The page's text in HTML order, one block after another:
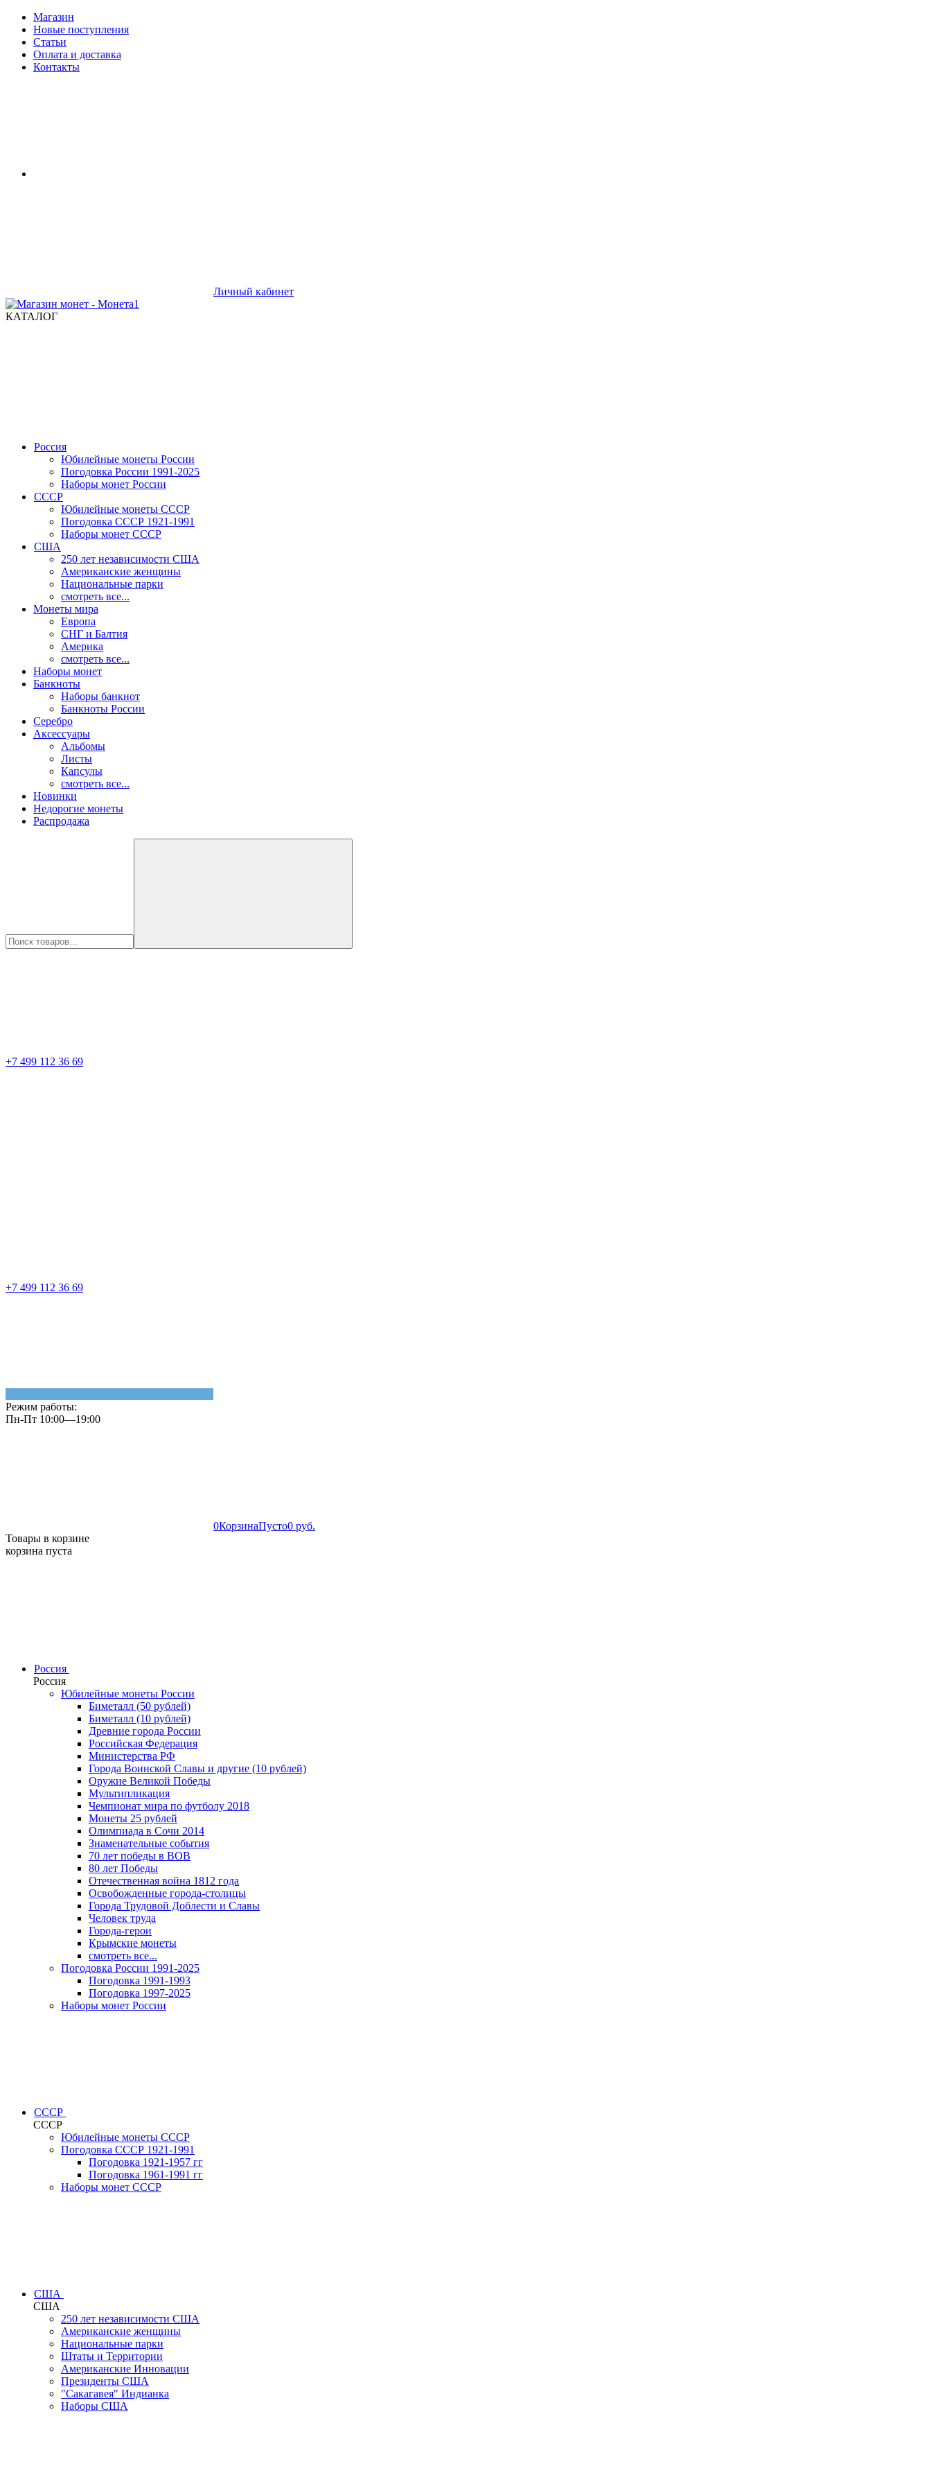
Магазин
Новые поступления
Статьи
Оплата и доставка
Контакты
Личный кабинет
КАТАЛОГ
Россия
Юбилейные монеты России
Погодовка России 1991-2025
Наборы монет России
СССР
Юбилейные монеты СССР
Погодовка СССР 1921-1991
Наборы монет СССР
США
250 лет независимости США
Американские женщины
Национальные парки
смотреть все...
Монеты мира
Европа
СНГ и Балтия
Америка
смотреть все...
Наборы монет
Банкноты
Наборы банкнот
Банкноты России
Серебро
Аксессуары
Альбомы
Листы
Капсулы
смотреть все...
Новинки
Недорогие монеты
Распродажа
+7 499 112 36 69
+7 499 112 36 69
Режим работы:
Пн-Пт 10:00—19:00
0КорзинаПусто0 руб.
Товары в корзине
корзина пуста
Россия
Россия
Юбилейные монеты России
Биметалл (50 рублей)
Биметалл (10 рублей)
Древние города России
Российская Федерация
Министерства РФ
Города Воинской Славы и другие (10 рублей)
Оружие Великой Победы
Мультипликация
Чемпионат мира по футболу 2018
Монеты 25 рублей
Олимпиада в Сочи 2014
Знаменательные события
70 лет победы в ВОВ
80 лет Победы
Отечественная война 1812 года
Освобожденные города-столицы
Города Трудовой Доблести и Славы
Человек труда
Города-герои
Крымские монеты
смотреть все...
Погодовка России 1991-2025
Погодовка 1991-1993
Погодовка 1997-2025
Наборы монет России
СССР
СССР
Юбилейные монеты СССР
Погодовка СССР 1921-1991
Погодовка 1921-1957 гг
Погодовка 1961-1991 гг
Наборы монет СССР
США
США
250 лет независимости США
Американские женщины
Национальные парки
Штаты и Территории
Американские Инновации
Президенты США
"Сакагавея" Индианка
Наборы США